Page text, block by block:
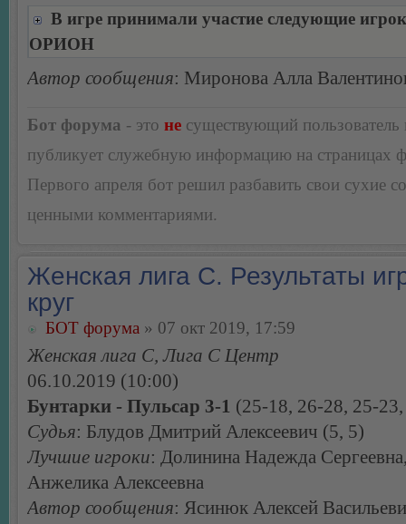
В игре принимали участие следующие
ОРИОН
Автор сообщения: Миронова Алла
Бот форума - это не существующий пользователь
публикует служебную информацию на страницах
Первого апреля бот решил разбавить свои сухие
ценными комментариями.
Женская лига С. Результаты
круг
БОТ форума » 07 окт 2019, 17:59
Женская лига С, Лига С Центр
06.10.2019 (10:00)
Бунтарки - Пульсар 3-1 (25-18, 26-28, 25-
Судья: Блудов Дмитрий Алексеевич (5, 5)
Лучшие игроки: Долинина Надежда
Анжелика Алексеевна
Автор сообщения: Ясинюк Алексей